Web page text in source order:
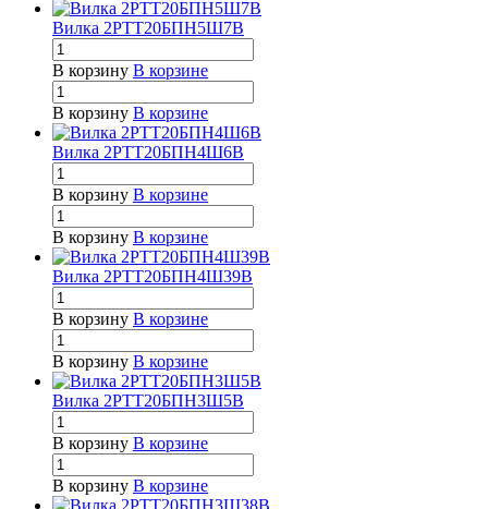
Вилка 2РТТ20БПН5Ш7В
В корзину В корзине
В корзину В корзине
Вилка 2РТТ20БПН4Ш6В
В корзину В корзине
В корзину В корзине
Вилка 2РТТ20БПН4Ш39В
В корзину В корзине
В корзину В корзине
Вилка 2РТТ20БПН3Ш5В
В корзину В корзине
В корзину В корзине